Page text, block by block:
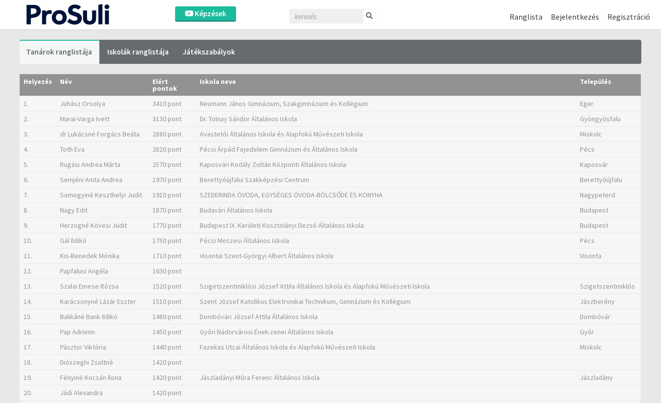
Képzések Ranglista Bejelentkezés Regisztráció
Tanárok ranglistája Iskolák ranglistája Játékszabályok
Helyezés Név Elért
pontok
Iskola neve Település
1. Juhász Orsolya 3410 pont Neumann János Gimnázium, Szakgimnázium és Kollégium
Eger
2.
Marai-Varga Ivett 3130 pont Dr. Tolnay Sándor Általános Iskola
Gyöngyösfalu
3.
dr Lukácsné Forgács Beáta 2880 pont Avastetői Általános Iskola és Alapfokú Művészeti Iskola
Miskolc
4.
Toth Eva 2820 pont Pécsi Árpád Fejedelem Gimnázium és Általános Iskola
Pécs
5.
Rugási Andrea Márta 2570 pont Kaposvári Kodály Zoltán Központi Általános Iskola
Kaposvár
6.
Semjéni Anita Andrea 1970 pont Berettyóújfalui Szakképzési Centrum
Berettyóújfalu
7.
Somogyiné Keszthelyi Judit 1910 pont SZEDERINDA ÓVODA, EGYSÉGES ÓVODA-BÖLCSŐDE ÉS KONYHA
Nagypeterd
8.
Nagy Edit 1870 pont Budavári Általános Iskola
Budapest
9.
Herzogné Kövesi Judit 1770 pont Budapest IX. Kerületi Kosztolányi Dezső Általános Iskola
Budapest
10.
Gál Ildikó 1750 pont Pécsi Meszesi Általános Iskola
Pécs
11.
Kis-Benedek Mónika 1710 pont Visontai Szent-Györgyi Albert Általános Iskola
Visonta
12.
Papfalusi Angéla
1630 pont
13.
Szalai Emese Rózsa 1520 pont Szigetszentmiklósi József Attila Általános Iskola és Alapfokú Művészeti Iskola
Szigetszentmiklós
14.
Karácsonyné Lázár Eszter 1510 pont Szent József Katolikus Elektronikai Technikum, Gimnázium és Kollégium
Jászberény
15.
Balikáné Bank Ildikó 1480 pont Dombóvári József Attila Általános Iskola
Dombóvár
16.
Pap Adrienn 1450 pont Győri Nádorvárosi Ének-zenei Általános Iskola
Győr
17.
Pásztor Viktória 1440 pont Fazekas Utcai Általános Iskola és Alapfokú Művészeti Iskola
Miskolc
18.
Diószeghi Zsoltné
1420 pont
19.
Fényiné Kocsán Ilona 1420 pont Jászladányi Móra Ferenc Általános Iskola
Jászladány
20.
Jádi Alexandra
1420 pont